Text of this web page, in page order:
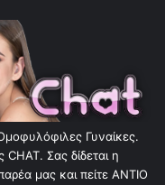
Γυναίκες.
CHAT. Σας δίδεται η
μας και πείτε ΑΝΤΙΟ